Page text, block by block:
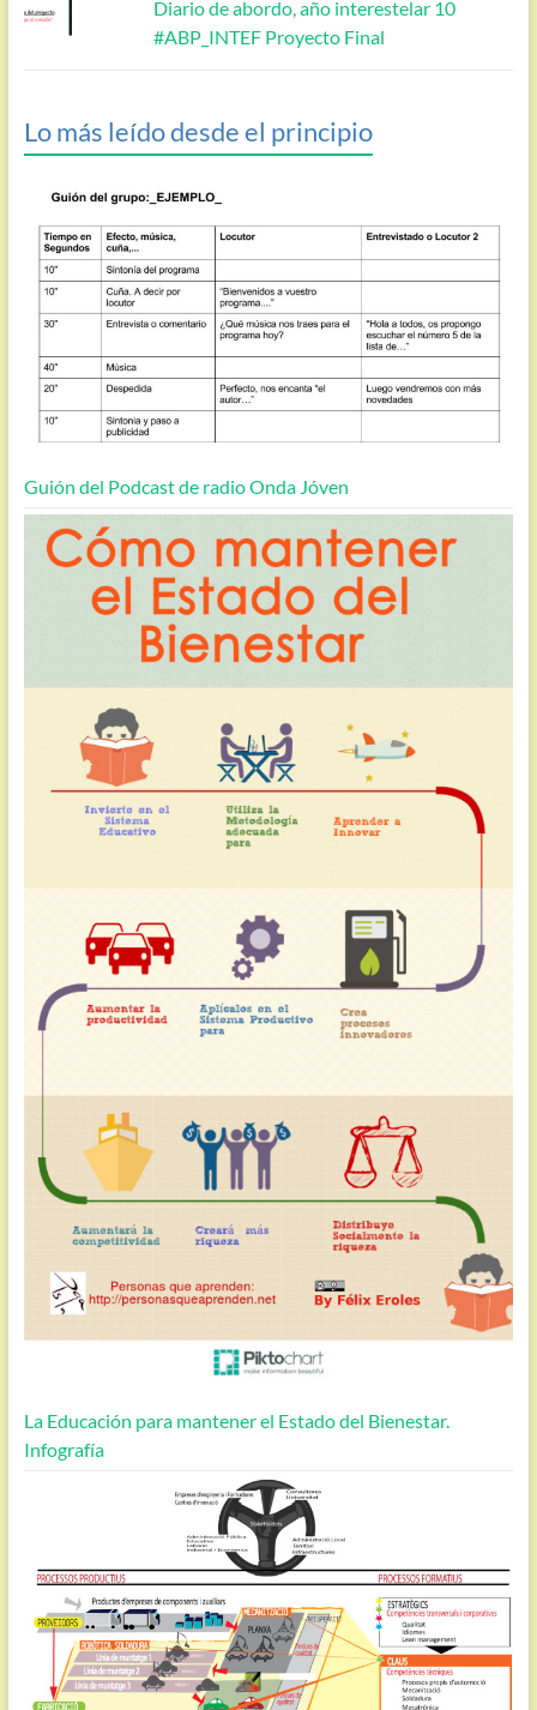
Diario de abordo, año interestelar 10
#ABP_INTEF Proyecto Final
Lo más leído desde el principio
Guión del Podcast de radio Onda Jóven
La Educación para mantener el Estado del Bienestar.
Infografía